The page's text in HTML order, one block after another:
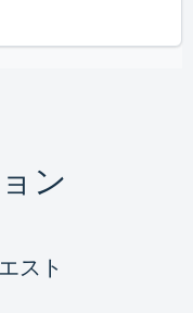
ン
スト